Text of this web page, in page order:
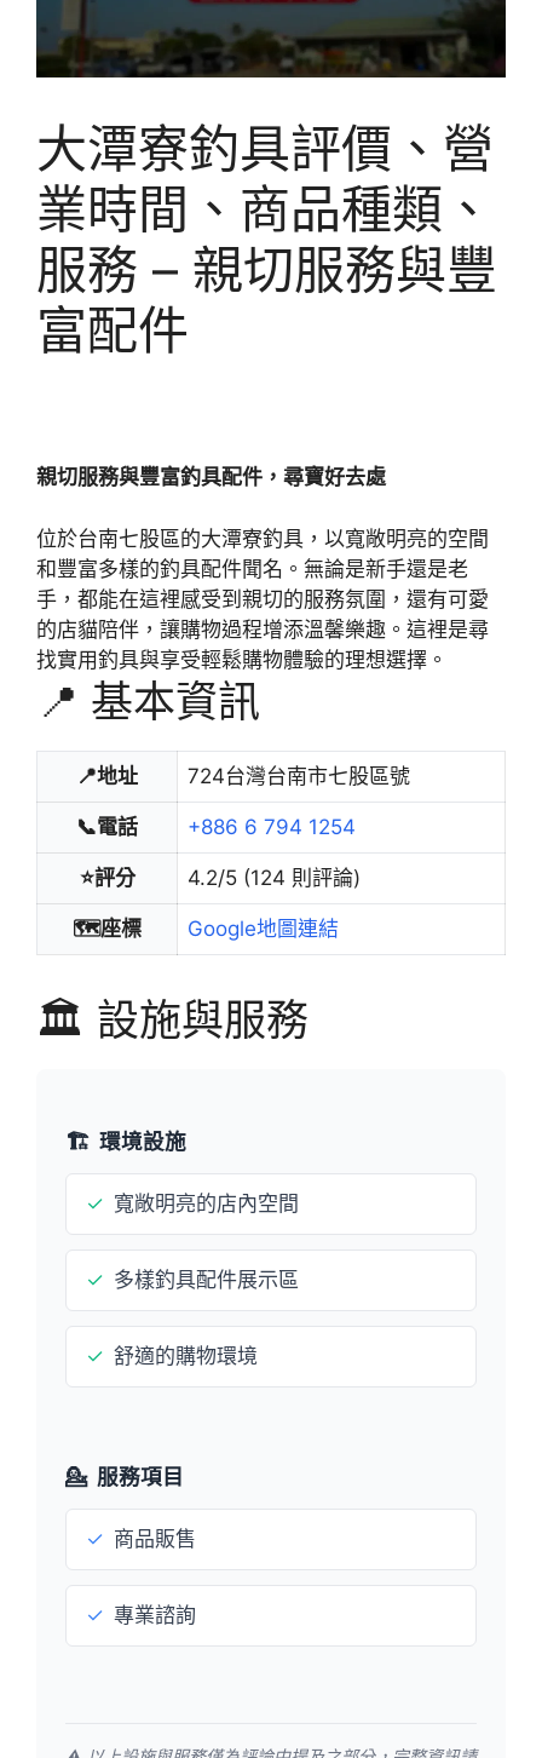
大潭寮釣具評價、營
業時間、商品種類、
服務 – 親切服務與豐
富配件
親切服務與豐富釣具配件，尋寶好去處
位於台南七股區的大潭寮釣具，以寬敞明亮的空間
和豐富多樣的釣具配件聞名。無論是新手還是老
手，都能在這裡感受到親切的服務氛圍，還有可愛
的店貓陪伴，讓購物過程增添溫馨樂趣。這裡是尋
找實用釣具與享受輕鬆購物體驗的理想選擇。
📍 基本資訊
📍地址 724台灣台南市七股區號
📞電話 +886 6 794 1254
⭐評分 4.2/5 (124 則評論)
🗺️座標 Google地圖連結
🏛️ 設施與服務
🏗️ 環境設施
✓ 寬敞明亮的店內空間
✓ 多樣釣具配件展示區
✓ 舒適的購物環境
💁 服務項目
✓ 商品販售
✓ 專業諮詢